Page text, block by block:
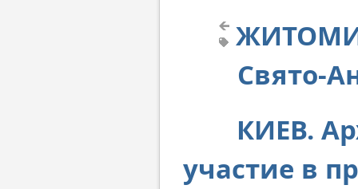
Свято-
КИЕВ.
участие в